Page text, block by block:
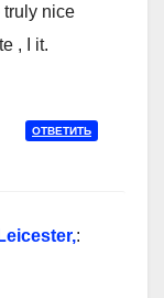
nice
, I it.
ОТВЕТИТЬ
: